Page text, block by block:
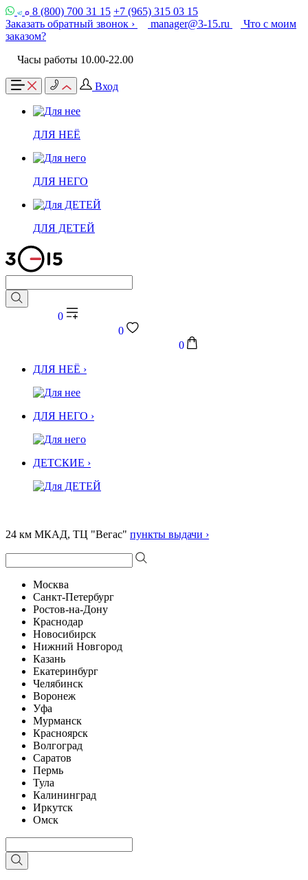
8 (800) 700 31 15 +7 (965) 315 03 15
Заказать обратный звонок ›
manager@3-15.ru
Что с моим
заказом?
Часы работы 10.00-22.00
Вход
ДЛЯ НЕЁ
ДЛЯ НЕГО
ДЛЯ ДЕТЕЙ
0
0
0
ДЛЯ НЕЁ ›
ДЛЯ НЕГО ›
ДЕТСКИЕ ›
24 км МКАД, ТЦ "Вегас" пункты выдачи ›
Москва
Санкт-Петербург
Ростов-на-Дону
Краснодар
Новосибирск
Нижний Новгород
Казань
Екатеринбург
Челябинск
Воронеж
Уфа
Мурманск
Красноярск
Волгоград
Саратов
Пермь
Тула
Калининград
Иркутск
Омск